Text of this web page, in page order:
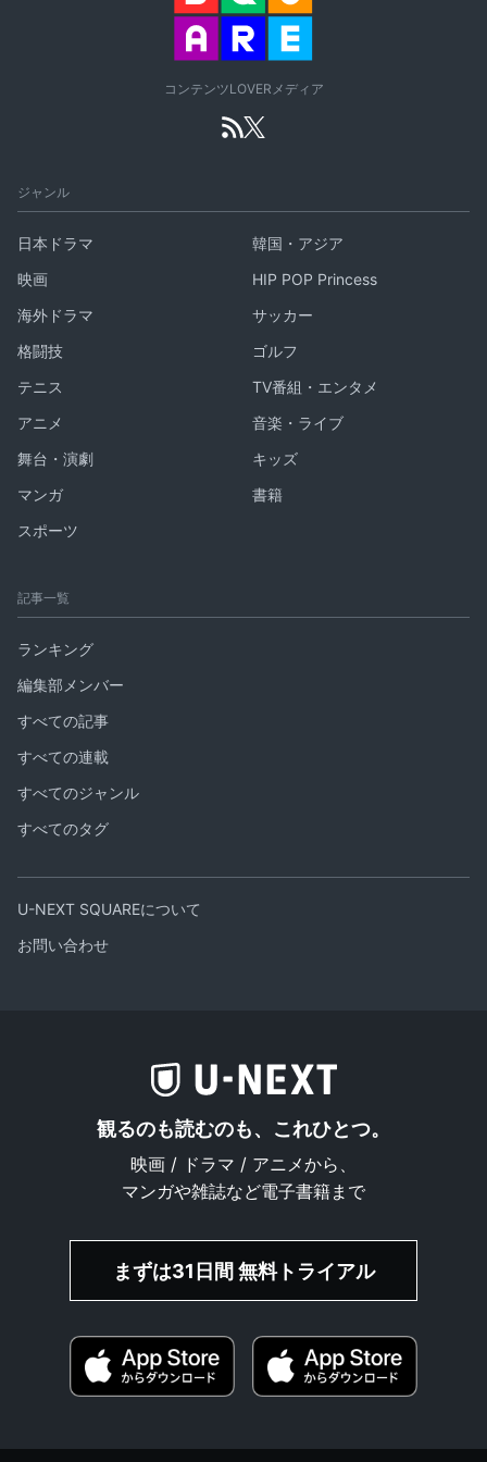
コンテンツLOVERメディア
ジャンル
日本ドラマ
韓国・アジア
映画
HIP POP Princess
海外ドラマ
サッカー
格闘技
ゴルフ
テニス
TV番組・エンタメ
アニメ
音楽・ライブ
舞台・演劇
キッズ
マンガ
書籍
スポーツ
記事一覧
ランキング
編集部メンバー
すべての記事
すべての連載
すべてのジャンル
すべてのタグ
U-NEXT SQUAREについて
お問い合わせ
観るのも読むのも、これひとつ。
映画 / ドラマ / アニメから、
マンガや雑誌など電子書籍まで
まずは31日間 無料トライアル